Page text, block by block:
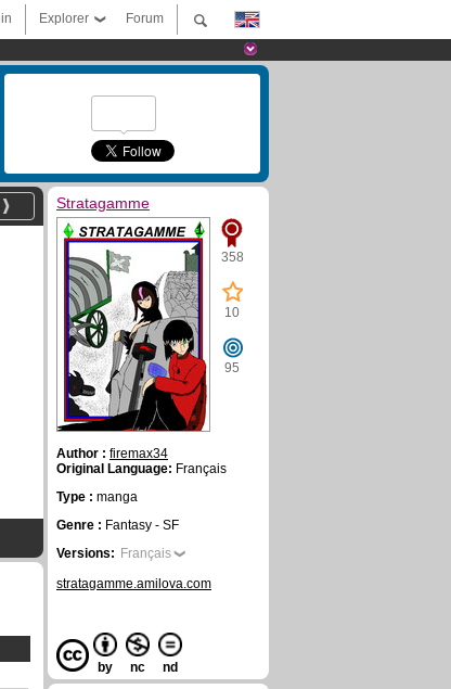
Forum
Explorer
Stratagamme
358
10
95
Author : firemax34
Original Language: Français
Type : manga
Genre : Fantasy - SF
Versions: Français
stratagamme.amilova.com
by nc nd